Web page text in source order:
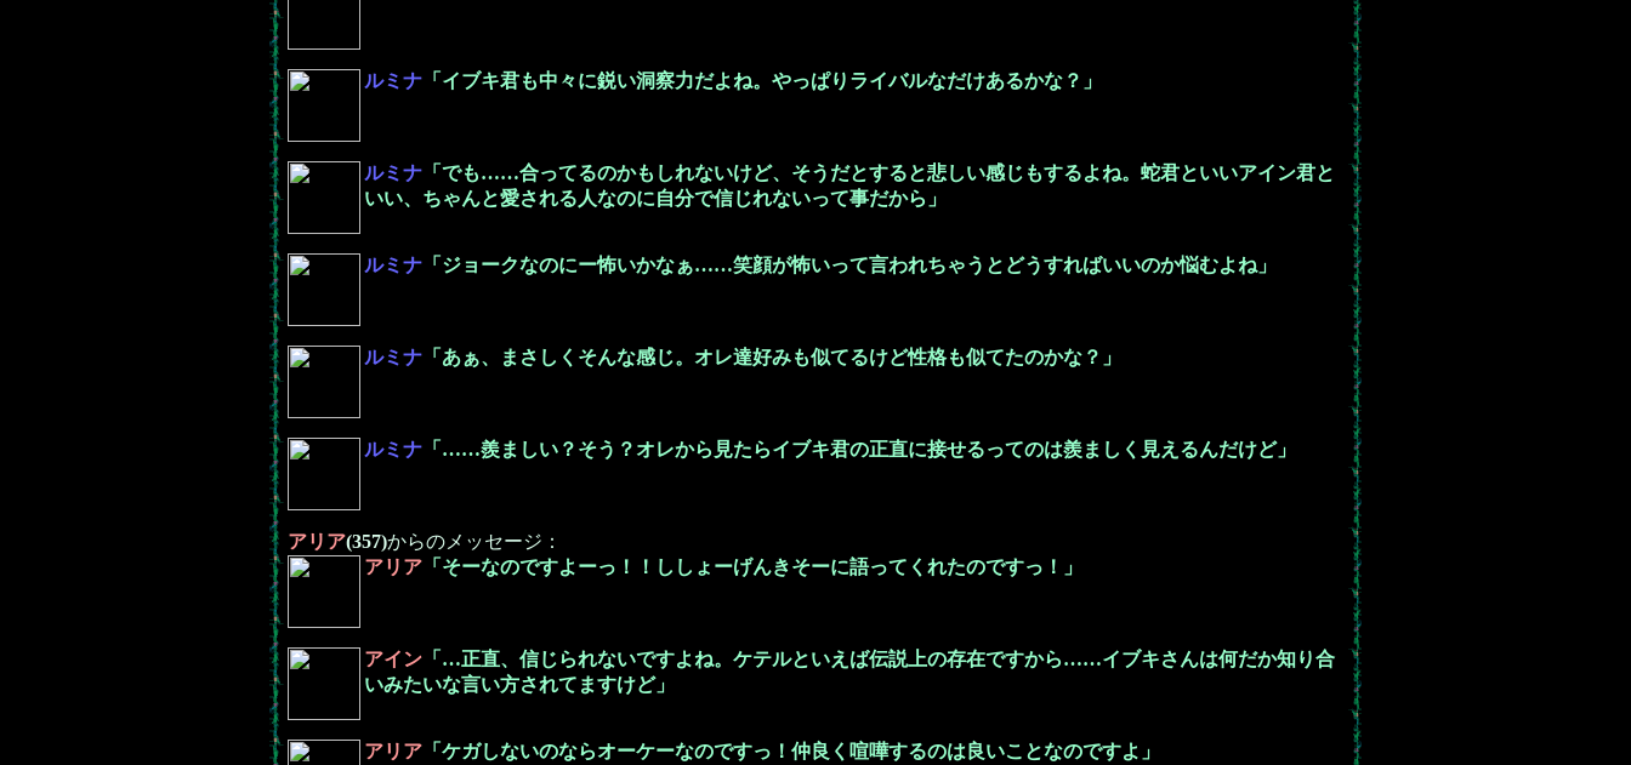
ルミナ 「イブキ君も中々に鋭い洞察力だよね。やっぱりライバルなだけあるかな？」
ルミナ 「でも……合ってるのかもしれないけど、そうだとすると悲しい感じもするよね。蛇君といいアイン君と
いい、ちゃんと愛される人なのに自分で信じれないって事だから」
ルミナ 「ジョークなのにー怖いかなぁ……笑顔が怖いって言われちゃうとどうすればいいのか悩むよね」
ルミナ 「あぁ、まさしくそんな感じ。オレ達好みも似てるけど性格も似てたのかな？」
ルミナ 「……羨ましい？そう？オレから見たらイブキ君の正直に接せるってのは羨ましく見えるんだけど」
アリア(357)からのメッセージ：
アリア 「そーなのですよーっ！！ししょーげんきそーに語ってくれたのですっ！」
アイン 「…正直、信じられないですよね。ケテルといえば伝説上の存在ですから……イブキさんは何だか知り合
いみたいな言い方されてますけど」
アリア 「ケガしないのならオーケーなのですっ！仲良く喧嘩するのは良いことなのですよ」